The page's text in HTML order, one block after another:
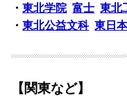
・東北学院 富士 東北
・東北公益文科 東日
【関東など】